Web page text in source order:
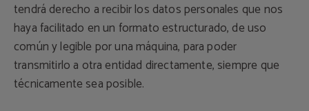
tendrá derecho a recibir los datos personales que nos
haya facilitado en un formato estructurado, de uso
común y legible por una máquina, para poder
transmitirlo a otra entidad directamente, siempre que
técnicamente sea posible.